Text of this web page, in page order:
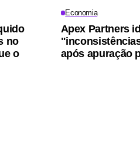
no
o
Economia
Apex Partners
após apuração